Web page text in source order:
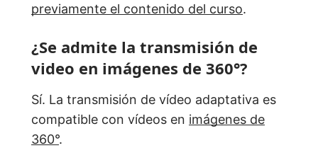
previamente el contenido del curso.
¿Se admite la transmisión de
video en imágenes de 360°?
Sí. La transmisión de vídeo adaptativa es
compatible con vídeos en imágenes de
360°.